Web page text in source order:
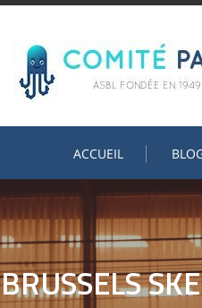
ACCUEIL
BRUSSELS